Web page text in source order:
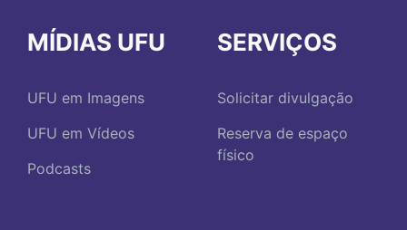
MÍDIAS UFU
UFU em Imagens
UFU em Vídeos
Podcasts
SERVIÇOS
Solicitar divulgação
Reserva de espaço
físico